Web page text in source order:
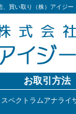
、買い取り（株）アイジー
お取引方法
スペクトラムアナライ